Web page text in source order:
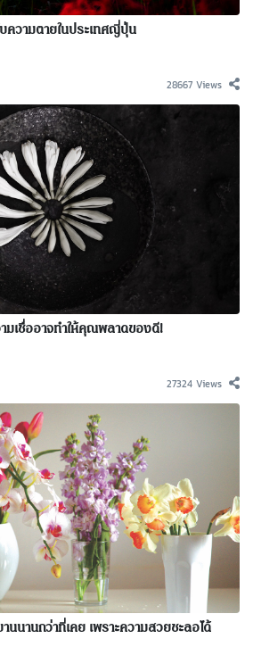
ความตายในประเทศญี่ปุ่น
28667 Views
มเชื่ออาจทำให้คุณพลาดของดี!
27324 Views
นนานกว่าที่เคย เพราะความสวยชะลอได้